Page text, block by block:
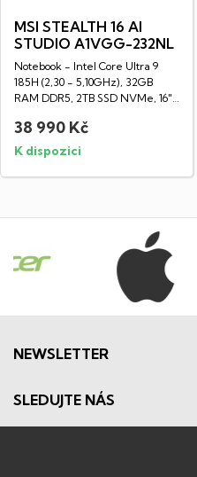
MSI STEALTH 16 AI
STUDIO A1VGG-232NL
Notebook - Intel Core Ultra 9
185H (2,30 - 5,10GHz), 32GB
RAM DDR5, 2TB SSD NVMe, 16"
38 990 Kč
K dispozici
NEWSLETTER
SLEDUJTE NÁS